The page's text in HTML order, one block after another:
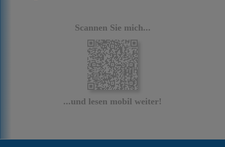
Scannen Sie mich...
...und lesen mobil weiter!